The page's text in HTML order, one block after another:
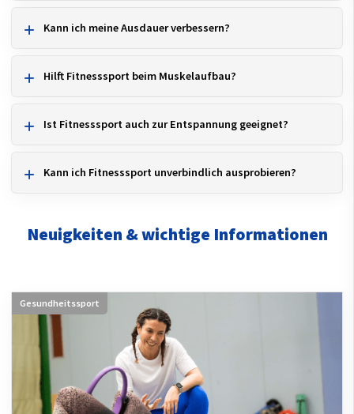
Kann ich meine Ausdauer verbessern?
Hilft Fitnesssport beim Muskelaufbau?
Ist Fitnesssport auch zur Entspannung geeignet?
Kann ich Fitnesssport unverbindlich ausprobieren?
Neuigkeiten & wichtige Informationen
Gesundheitssport